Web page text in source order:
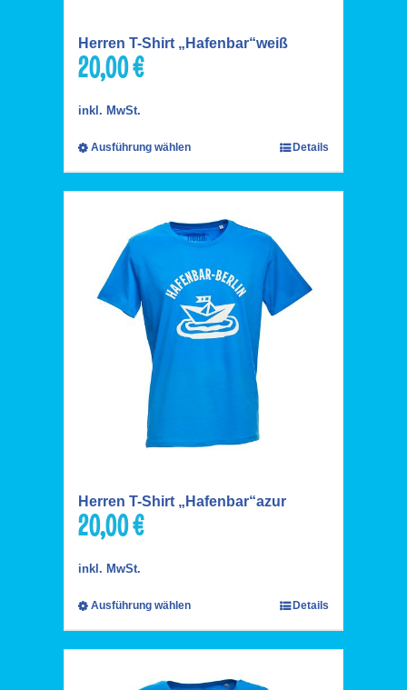
Herren T-Shirt „Hafenbar“weiß
20,00€
inkl. MwSt.
Ausführung wählen Details
Herren T-Shirt „Hafenbar“azur
20,00€
inkl. MwSt.
Ausführung wählen Details